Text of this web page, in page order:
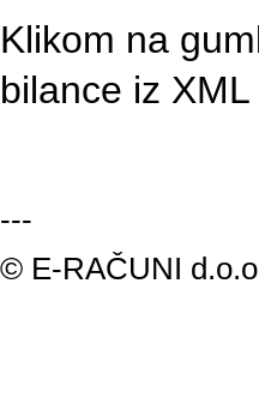
Klikom na
bilance iz
---
© E-RAČUNI